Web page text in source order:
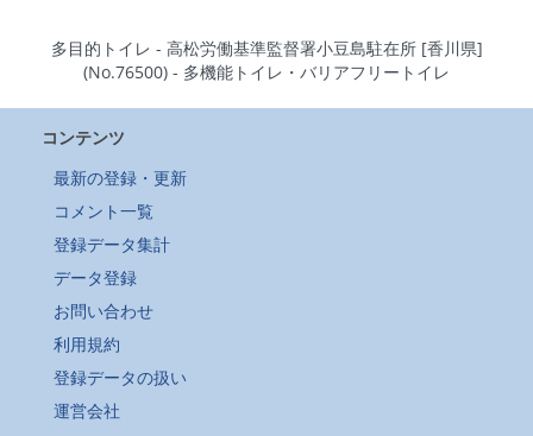
多目的トイレ - 高松労働基準監督署小豆島駐在所 [香川県]
(No.76500) - 多機能トイレ・バリアフリートイレ
コンテンツ
最新の登録・更新
コメント一覧
登録データ集計
データ登録
お問い合わせ
利用規約
登録データの扱い
運営会社